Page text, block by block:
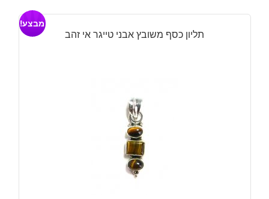
היה:
₪110.
הוא:
תליון כסף משובץ אבני טייגר אי זהב
מבצע!